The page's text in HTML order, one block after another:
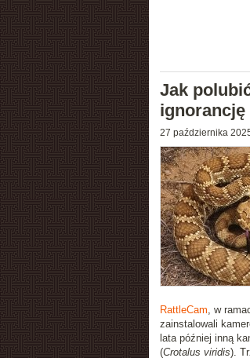
Jak
ignorancję
27 października
RattleCam, w
zainstalowali
lata później inną
(Crotalus viridis).